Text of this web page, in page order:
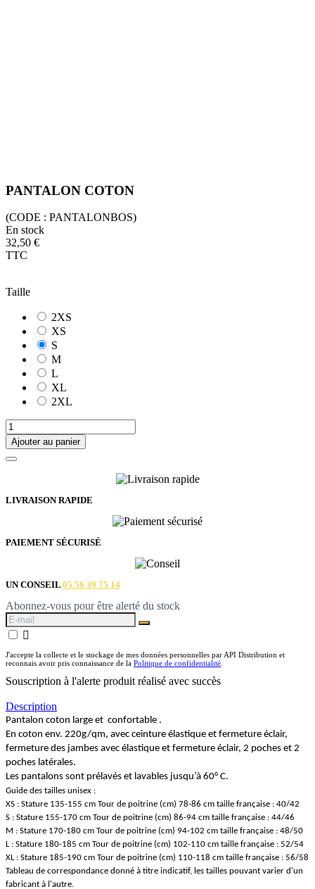
PANTALON COTON
(CODE : PANTALONBOS)
En stock
32,50 €
TTC
Taille
2XS
XS
S
M
L
XL
2XL
Ajouter au panier
LIVRAISON RAPIDE
PAIEMENT SÉCURISÉ
UN CONSEIL 05 56 39 75 14
Abonnez-vous pour être alerté du stock

J'accepte la collecte et le stockage de mes données personnelles par API Distribution et
reconnais avoir pris connaissance de la Politique de confidentialité.
Souscription à l'alerte produit réalisé avec succès
Description
Pantalon coton large et confortable .
En coton env. 220g/qm, avec ceinture élastique et fermeture éclair,
fermeture des jambes avec élastique et fermeture éclair, 2 poches et 2
poches latérales.
Les pantalons sont prélavés et lavables jusqu’à 60° C.
Guide des tailles unisex :
XS : Stature 135-155 cm Tour de poitrine (cm) 78-86 cm taille française : 40/42
S : Stature 155-170 cm Tour de poitrine (cm) 86-94 cm taille française : 44/46
M : Stature 170-180 cm Tour de poitrine (cm) 94-102 cm taille française : 48/50
L : Stature 180-185 cm Tour de poitrine (cm) 102-110 cm taille française : 52/54
XL : Stature 185-190 cm Tour de poitrine (cm) 110-118 cm taille française : 56/58
Tableau de correspondance donné à titre indicatif, les tailles pouvant varier d'un
fabricant à l'autre.